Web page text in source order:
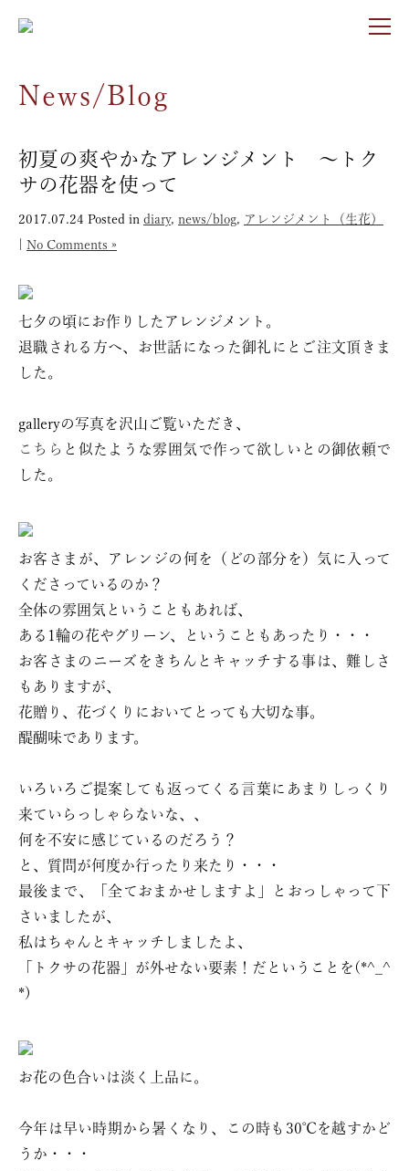
News/Blog
初夏の爽やかなアレンジメント 〜トク
サの花器を使って
2017.07.24 Posted in diary, news/blog, アレンジメント（生花）
No Comments »
七夕の頃にお作りしたアレンジメント。
退職される方へ、お世話になった御礼にとご注文頂きま
した。
galleryの写真を沢山ご覧いただき、
こちら と似たような雰囲気で作って欲しいとの御依頼で
した。
お客さまが、アレンジの何を（どの部分を）気に入って
くださっているのか？
全体の雰囲気ということもあれば、
ある1輪の花やグリーン、ということもあったり・・・
お客さまのニーズをきちんとキャッチする事は、難しさ
もありますが、
花贈り、花づくりにおいてとっても大切な事。
醍醐味であります。
いろいろご提案しても返ってくる言葉にあまりしっくり
来ていらっしゃらないな、、
何を不安に感じているのだろう？
と、質問が何度か行ったり来たり・・・
最後まで、「全ておまかせしますよ」とおっしゃって下
さいましたが、
私はちゃんとキャッチしましたよ、
「トクサの花器」が外せない要素！だということを(*^_^
*)
お花の色合いは淡く上品に。
今年は早い時期から暑くなり、この時も30℃を越すかど
うか・・・